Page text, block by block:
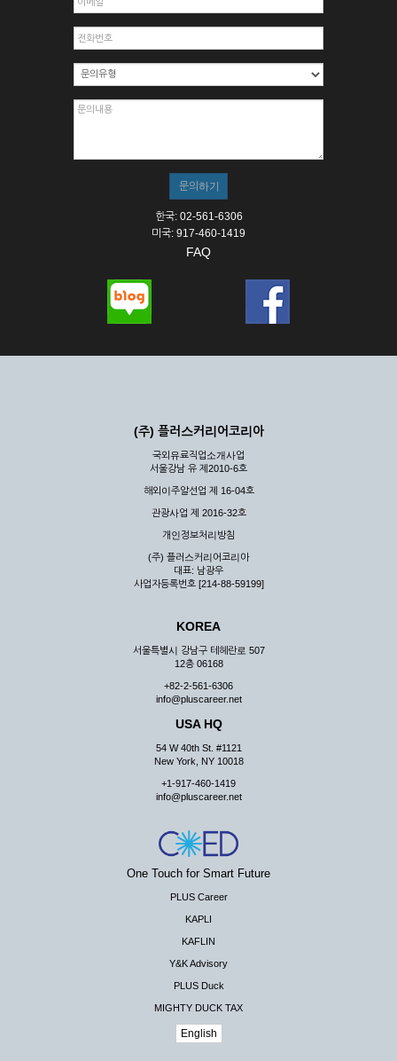
한국: 02-561-6306
미국: 917-460-1419
FAQ
(주) 플러스커리어코리아
국외유료직업소개사업
서울강남 유 제2010-6호
해외이주알선업 제 16-04호
관광사업 제 2016-32호
개인정보처리방침
(주) 플러스커리어코리아
대표: 남광우
사업자등록번호 [214-88-59199]
KOREA
서울특별시 강남구 테헤란로 507
12층 06168
+82-2-561-6306
info@pluscareer.net
USA HQ
54 W 40th St. #1121
New York, NY 10018
+1-917-460-1419
info@pluscareer.net
One Touch for Smart Future
PLUS Career
KAPLI
KAFLIN
Y&K Advisory
PLUS Duck
MIGHTY DUCK TAX
English